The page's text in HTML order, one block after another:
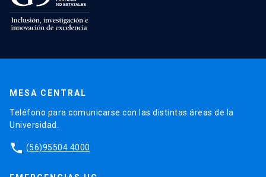
MESA CENTRAL
Teléfono para comunicarse con las distintas áreas de la
Universidad.
phone (56)95504 4000